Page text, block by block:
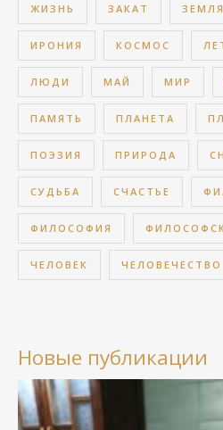
ЖИЗНЬ ЗАКАТ ЗЕМЛЯ
ИРОНИЯ КОСМОС
ЛЮДИ МАЙ МИР
ПАМЯТЬ ПЛАНЕТА
ПОЭЗИЯ ПРИРОДА
СУДЬБА СЧАСТЬЕ
ФИЛОСОФИЯ
ЧЕЛОВЕК ЧЕЛОВЕЧЕСТВО
Новые публикации